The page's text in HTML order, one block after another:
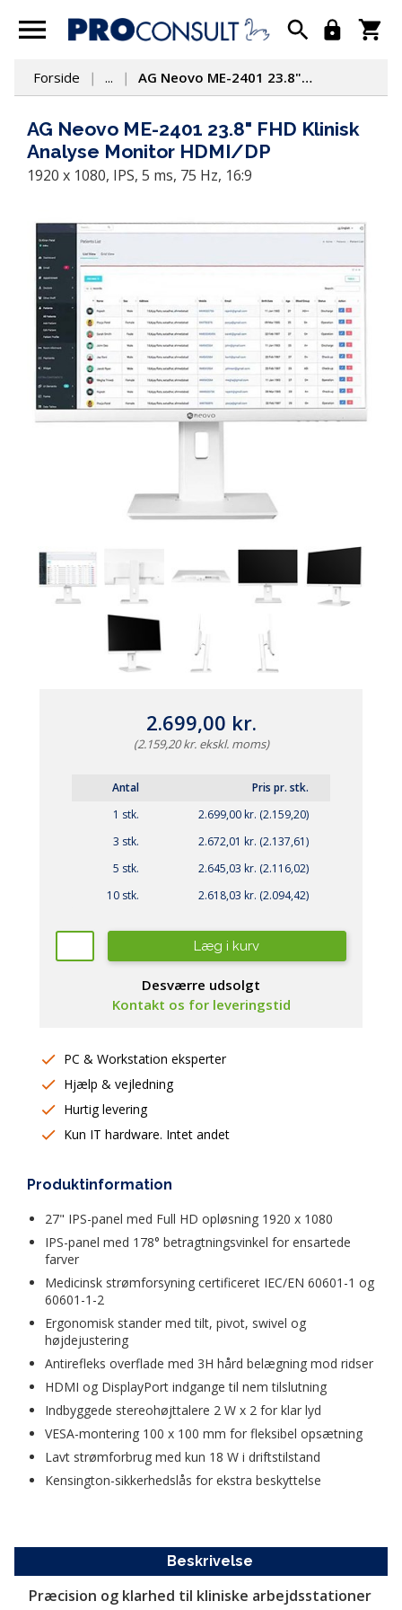
Forside ... AG Neovo ME-2401 23.8" FHD Klinisk Analyse Monitor HDMI/DP
AG Neovo ME-2401 23.8" FHD Klinisk
Analyse Monitor HDMI/DP
1920 x 1080, IPS, 5 ms, 75 Hz, 16:9
Produktinformation
27" IPS-panel med Full HD opløsning 1920 x 1080
IPS-panel med 178° betragtningsvinkel for ensartede
farver
Medicinsk strømforsyning certificeret IEC/EN 60601-1 og
60601-1-2
Ergonomisk stander med tilt, pivot, swivel og
højdejustering
HDMI og DisplayPort indgange til nem tilslutning
Indbyggede stereohøjttalere 2 W x 2 for klar lyd
VESA-montering 100 x 100 mm for fleksibel opsætning
Lavt strømforbrug med kun 18 W i driftstilstand
Kensington-sikkerhedslås for ekstra beskyttelse
2.699,00 kr.
(2.159,20 kr. ekskl. moms)
Antal
Pris pr. stk.
1 stk.
2.699,00 kr. (2.159,20)
3 stk.
2.672,01 kr. (2.137,61)
5 stk.
2.645,03 kr. (2.116,02)
10 stk.
2.618,03 kr. (2.094,42)
Læg i kurv
Desværre udsolgt
Kontakt os for leveringstid
PC & Workstation eksperter
Hjælp & vejledning
Hurtig levering
Kun IT hardware. Intet andet
Beskrivelse
Præcision og klarhed til kliniske arbejdsstationer